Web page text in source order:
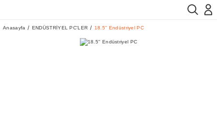
Anasayfa ENDÜSTRİYEL PC'LER 18.5'' Endüstriyel PC